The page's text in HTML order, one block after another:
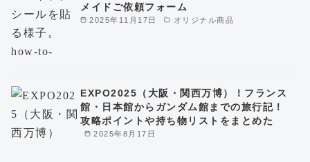
2025年11月17日 オリジナル商品
メイドご依頼フォーム
2025年8月17日
EXPO2025（大阪・関西万博）！フランス
館・日本館からガンダム館までの旅行記！
攻略ポイントや持ち物リストをまとめた